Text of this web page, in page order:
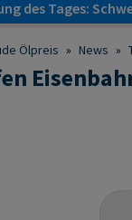
des Tages:
Ölpreis » News »